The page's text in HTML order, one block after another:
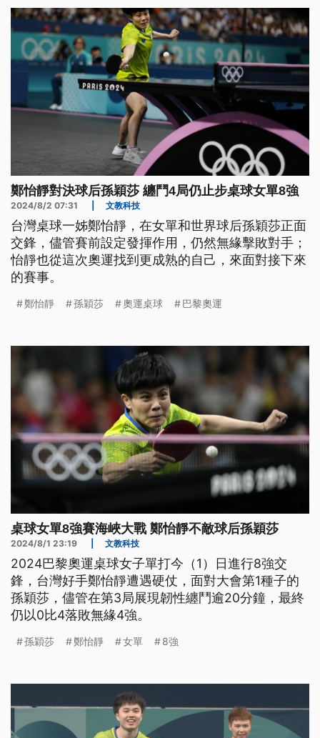
鄭怡靜對決球后孫穎莎 纏鬥4局仍止步桌球女單8強
2024/8/2 07:31 文教科技
台灣桌球一姊鄭怡靜，在女單和世界球后孫穎莎正面
交鋒，儘管賽前設定發揮作用，仍然無緣擊敗對手；
怡靜也從這次奧運找到更成熟的自己，來面對接下來
的賽事。
鄭怡靜 孫穎莎 奧運桌球 巴黎奧運
桌球女單8強賽海峽大戰 鄭怡靜不敵球后孫穎莎
2024/8/1 23:19 文教科技
2024巴黎奧運桌球女子單打今（1）日進行8強交
鋒，台灣好手鄭怡靜遭遇硬仗，面對大會第1種子的
孫穎莎，儘管在第3局展現韌性纏鬥逾20分鐘，最終
仍以0比4落敗無緣4強。
孫穎莎 鄭怡靜 女單 8強